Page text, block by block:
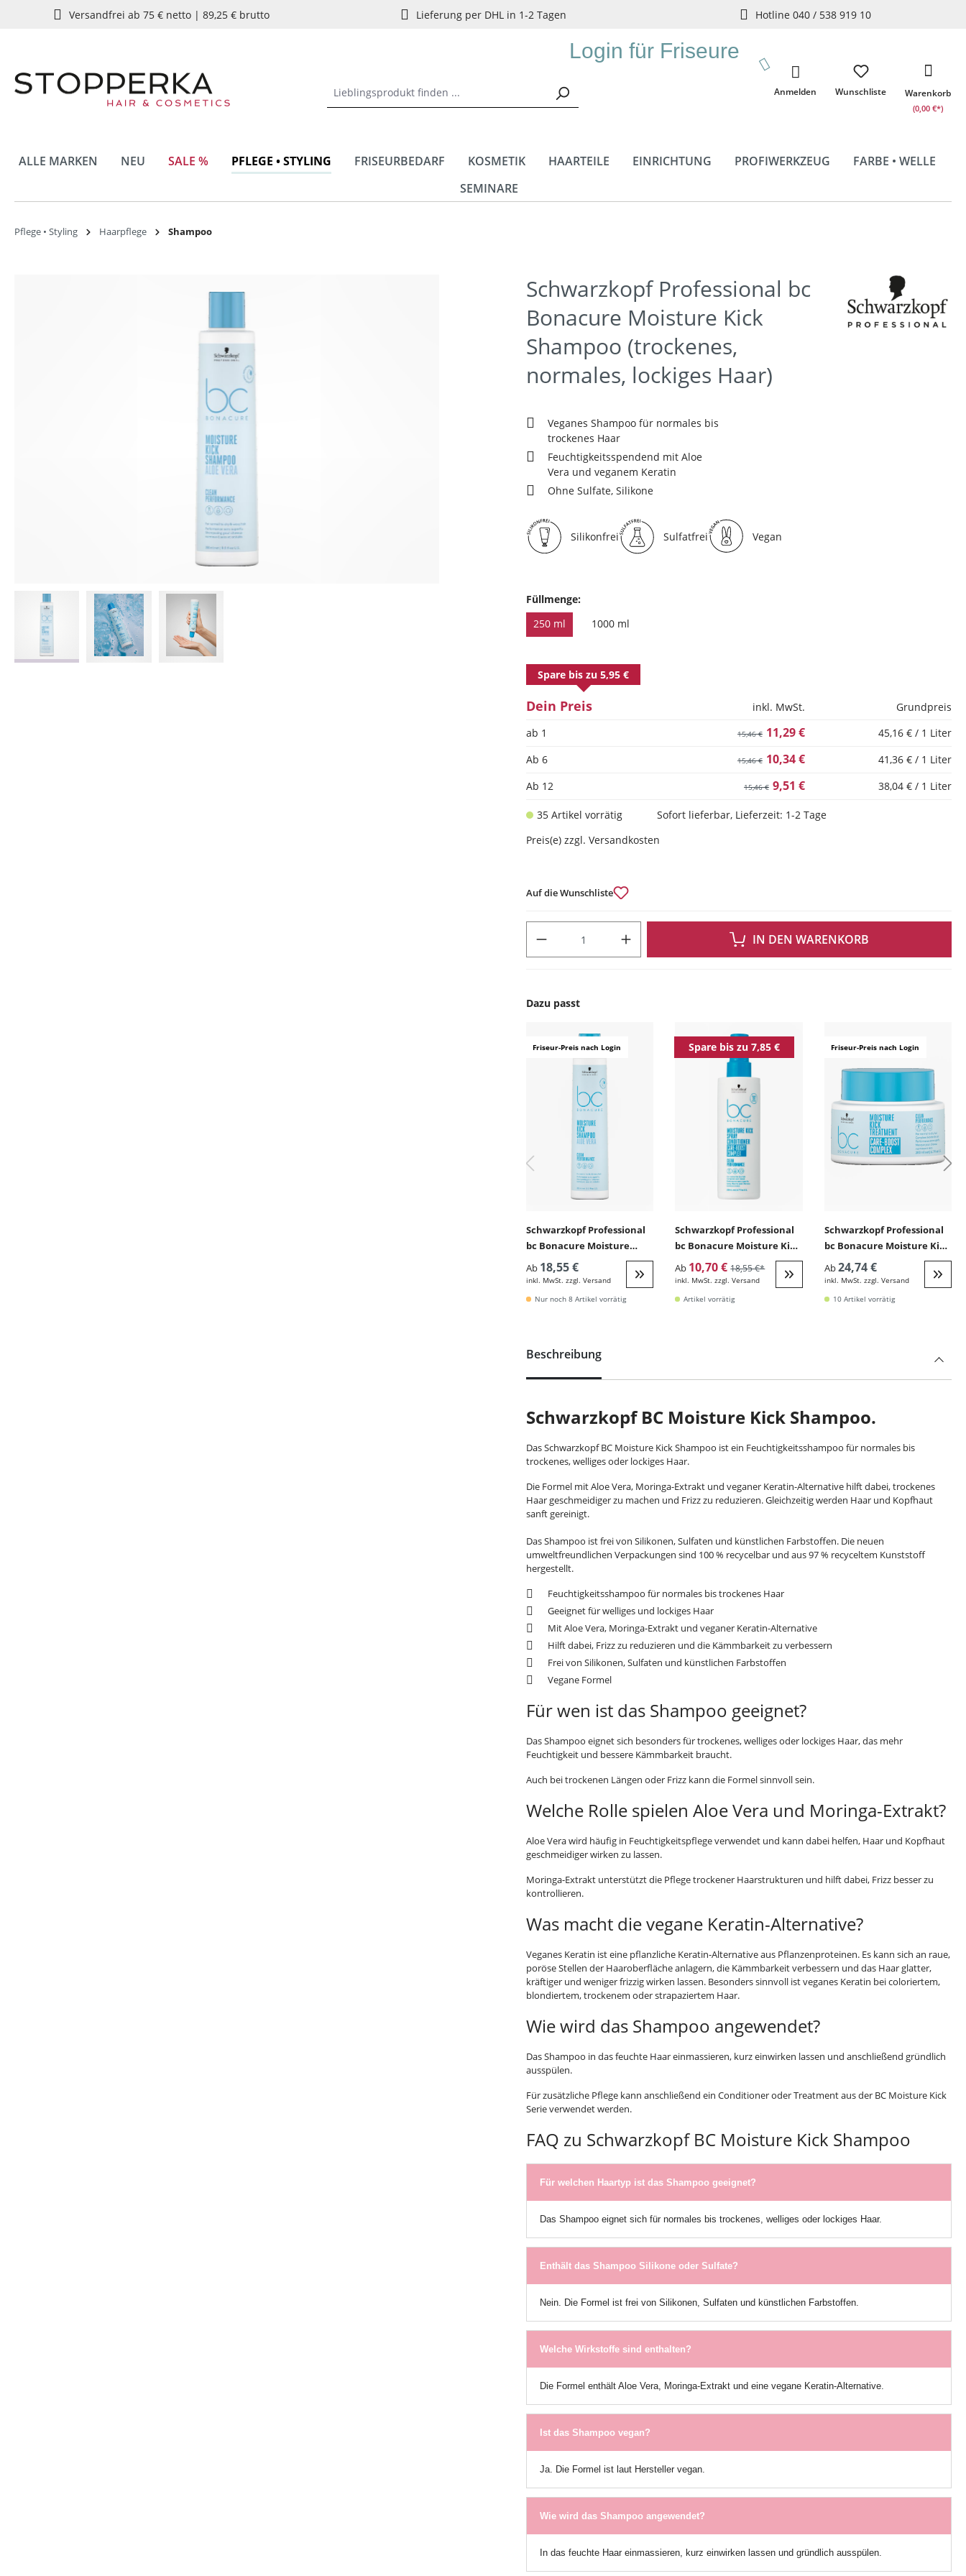
Zur Hauptnavigation springen
Versandfrei ab 75 € netto | 89,25 € brutto Lieferung per DHL in 1-2 Tagen Hotline 040 / 538 919 10
Login für Friseure
Wunschliste
Anmelden Warenkorb
(0,00 €*)
ALLE MARKEN NEU SALE % PFLEGE • STYLING FRISEURBEDARF KOSMETIK HAARTEILE EINRICHTUNG PROFIWERKZEUG
FARBE • WELLE
SEMINARE
Pflege • Styling Haarpflege Shampoo
Schwarzkopf Professional bc
Bonacure Moisture Kick
Shampoo (trockenes,
normales, lockiges Haar)
Veganes Shampoo für normales bis
trockenes Haar
Feuchtigkeitsspendend mit Aloe
Vera und veganem Keratin
Ohne Sulfate, Silikone
Silikonfrei Sulfatfrei Vegan
Füllmenge:
250 ml
1000 ml
Spare bis zu 5,95 €
Dein Preis inkl. MwSt.
Grundpreis
ab 1
11,29 €
15,46 €
45,16 € / 1 Liter
Ab 6 10,34 €
15,46 €
41,36 € / 1 Liter
Ab 12 9,51 €
15,46 € 38,04 € / 1 Liter
35 Artikel vorrätig
Sofort lieferbar, Lieferzeit: 1-2 Tage
Preis(e) zzgl. Versandkosten
Auf die Wunschliste
IN DEN WARENKORB
Dazu passt
Friseur-Preis nach Login
Schwarzkopf Professional
bc Bonacure Moisture
Conditioner (normales,
trockenes, lockiges Haar)
Ab 18,55 €
inkl. MwSt. zzgl. Versand Weiter zur Detail
Nur noch 8 Artikel vorrätig
Spare bis zu 7,85 €
Schwarzkopf Professional
bc Bonacure Moisture Kick
Spray Conditioner
(normales, trockenes,
Ab 10,70 €18,55 €*
inkl. MwSt. zzgl. Versand Weiter zur Detail
Artikel vorrätig
Friseur-Preis nach Login
Schwarzkopf Professional
bc Bonacure Moisture Kick
Treatment (normales,
trockenes, lockiges Haar)
Ab24,74 €
inkl. MwSt. zzgl. Versand
10 Artikel vorrätig
Beschreibung
Schwarzkopf BC Moisture Kick Shampoo.
Das Schwarzkopf BC Moisture Kick Shampoo ist ein Feuchtigkeitsshampoo für normales bis
trockenes, welliges oder lockiges Haar.
Die Formel mit Aloe Vera, Moringa-Extrakt und veganer Keratin-Alternative hilft dabei, trockenes
Haar geschmeidiger zu machen und Frizz zu reduzieren. Gleichzeitig werden Haar und Kopfhaut
sanft gereinigt.
Das Shampoo ist frei von Silikonen, Sulfaten und künstlichen Farbstoffen. Die neuen
umweltfreundlichen Verpackungen sind 100 % recycelbar und aus 97 % recyceltem Kunststoff
hergestellt.
Feuchtigkeitsshampoo für normales bis trockenes Haar
Geeignet für welliges und lockiges Haar
Mit Aloe Vera, Moringa-Extrakt und veganer Keratin-Alternative
Hilft dabei, Frizz zu reduzieren und die Kämmbarkeit zu verbessern
Frei von Silikonen, Sulfaten und künstlichen Farbstoffen
Vegane Formel
Für wen ist das Shampoo geeignet?
Das Shampoo eignet sich besonders für trockenes, welliges oder lockiges Haar, das mehr
Feuchtigkeit und bessere Kämmbarkeit braucht.
Auch bei trockenen Längen oder Frizz kann die Formel sinnvoll sein.
Welche Rolle spielen Aloe Vera und Moringa-Extrakt?
Aloe Vera wird häufig in Feuchtigkeitspflege verwendet und kann dabei helfen, Haar und Kopfhaut
geschmeidiger wirken zu lassen.
Moringa-Extrakt unterstützt die Pflege trockener Haarstrukturen und hilft dabei, Frizz besser zu
kontrollieren.
Was macht die vegane Keratin-Alternative?
Veganes Keratin ist eine pflanzliche Keratin-Alternative aus Pflanzenproteinen. Es kann sich an raue,
poröse Stellen der Haaroberfläche anlagern, die Kämmbarkeit verbessern und das Haar glatter,
kräftiger und weniger frizzig wirken lassen. Besonders sinnvoll ist veganes Keratin bei coloriertem,
blondiertem, trockenem oder strapaziertem Haar.
Wie wird das Shampoo angewendet?
Das Shampoo in das feuchte Haar einmassieren, kurz einwirken lassen und anschließend gründlich
ausspülen.
Für zusätzliche Pflege kann anschließend ein Conditioner oder Treatment aus der BC Moisture Kick
Serie verwendet werden.
FAQ zu Schwarzkopf BC Moisture Kick Shampoo
Für welchen Haartyp ist das Shampoo geeignet?
Das Shampoo eignet sich für normales bis trockenes, welliges oder lockiges Haar.
Enthält das Shampoo Silikone oder Sulfate?
Nein. Die Formel ist frei von Silikonen, Sulfaten und künstlichen Farbstoffen.
Welche Wirkstoffe sind enthalten?
Die Formel enthält Aloe Vera, Moringa-Extrakt und eine vegane Keratin-Alternative.
Ist das Shampoo vegan?
Ja. Die Formel ist laut Hersteller vegan.
Wie wird das Shampoo angewendet?
In das feuchte Haar einmassieren, kurz einwirken lassen und gründlich ausspülen.